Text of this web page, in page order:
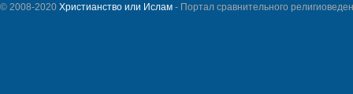
© 2008-2020 Христианство или Ислам - Портал сравнительного